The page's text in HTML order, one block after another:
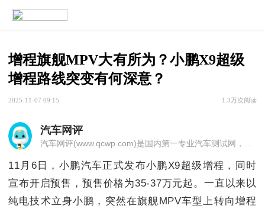
增程旗舰MPV大有所为？小鹏X9超级
增程路线突变有何深意？
2025-11-07 09:15 1.3万次阅读
汽车网评
汽车网评(www.qcwp.com)是国内第一专业汽车测试网，它能及时为广大消者提供汽车各方面的性能检测数据、油耗查询、故障码查询、最新的汽车**，加深车主对汽车有一个全新了解，帮助那些即将购车的消费者做出最正确的选择。
11月6日，小鹏汽车正式发布小鹏X9超级增程，同时
宣布开启预售，预售价格为35-37万元起。一直以来以
纯电技术立身小鹏，突然在旗舰MPV车型上转向增程